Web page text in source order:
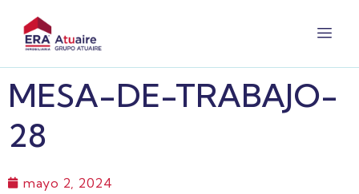
MESA-DE-TRABAJO-
28
mayo 2, 2024